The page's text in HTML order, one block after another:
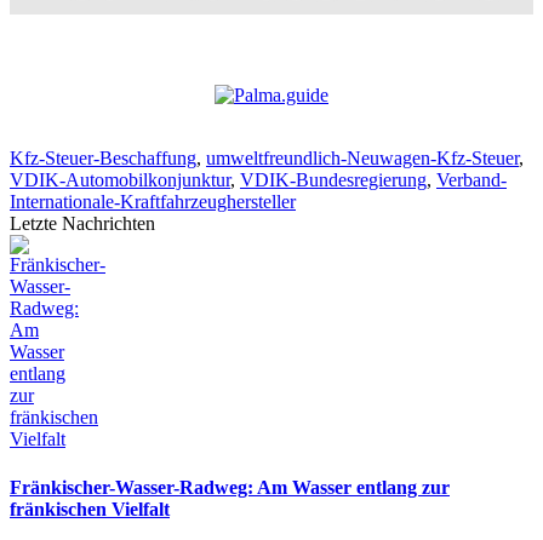
Kfz-Steuer-Beschaffung, umweltfreundlich-Neuwagen-Kfz-Steuer,
VDIK-Automobilkonjunktur, VDIK-Bundesregierung, Verband-
Internationale-Kraftfahrzeughersteller
Letzte Nachrichten
Fränkischer-Wasser-Radweg: Am Wasser entlang zur
fränkischen Vielfalt